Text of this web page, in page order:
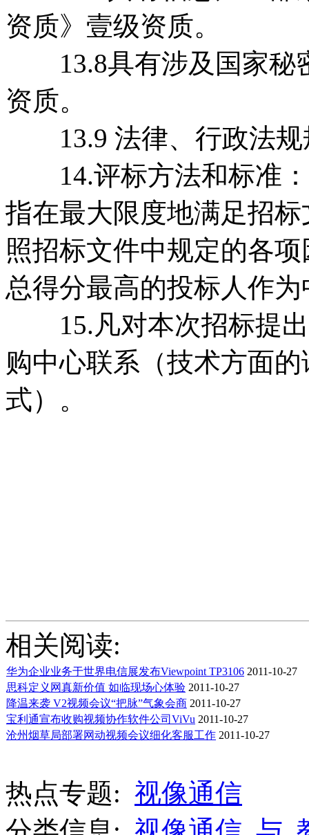
资质》壹级资质。
13.8具有涉及国家秘
资质。
13.9 法律、行政法规
14.评标方法和标准：
指在最大限度地满足招
照招标文件中规定的各
总得分最高的投标人作
15.凡对本次招标提出
购中心联系（技术方面
式）。
相关阅读:
华为企业业务于世界电信展发布Viewpoint TP3106 2011-10-27
思科定义网真新价值 如临现场心体验 2011-10-27
降温来袭 V2视频会议“把脉”气象会商 2011-10-27
宝利通宣布收购视频协作软件公司ViVu 2011-10-27
沧州烟草局部署网动视频会议细化客服工作 2011-10-27
热点专题: 视像通信